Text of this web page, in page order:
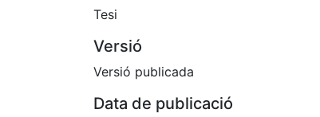
Tesi
Versió
Versió publicada
Data de publicació